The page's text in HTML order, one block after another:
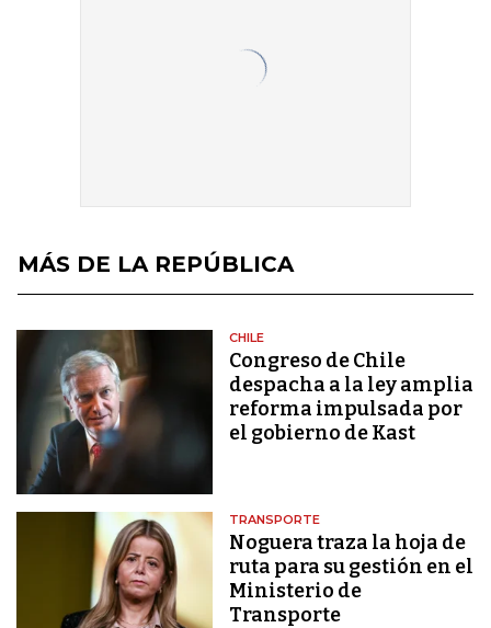
MÁS DE LA REPÚBLICA
CHILE
Congreso de Chile
despacha a la ley amplia
reforma impulsada por
el gobierno de Kast
TRANSPORTE
Noguera traza la hoja de
ruta para su gestión en el
Ministerio de
Transporte